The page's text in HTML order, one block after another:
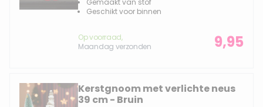
Gemaakt van stof
Geschikt voor binnen
Op voorraad,
Maandag verzonden
9,95
Kerstgnoom met verlichte neus
39 cm - Bruin